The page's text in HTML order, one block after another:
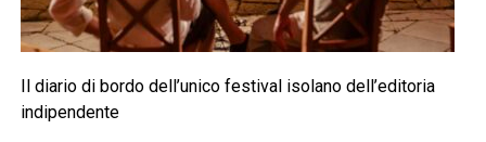
Il diario di bordo dell’unico festival isolano dell’editoria
indipendente